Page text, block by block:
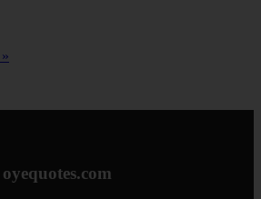
oyequotes.com